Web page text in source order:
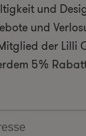
und
und
der Lilli
5%